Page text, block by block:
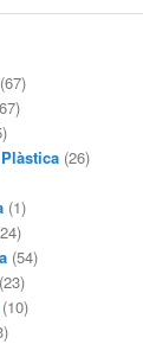
(67)
(26)
(1)
(54)
(23)
(10)